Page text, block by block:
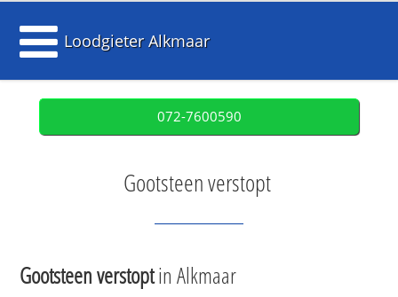
Loodgieter Alkmaar
072-7600590
Gootsteen verstopt
Gootsteen verstoptin Alkmaar